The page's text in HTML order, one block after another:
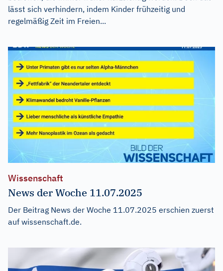
lässt sich verhindern, indem Kinder frühzeitig und
regelmäßig Zeit im Freien...
Wissenschaft
News der Woche 11.07.2025
Der Beitrag News der Woche 11.07.2025 erschien zuerst
auf wissenschaft.de.